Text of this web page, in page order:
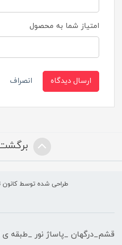
امتیاز شما به محصول
ارسال دیدگاه انصراف
برگشت
طراحی شده توسط کانون
قشم_درگهان _پاساژ نور _طبقه ی